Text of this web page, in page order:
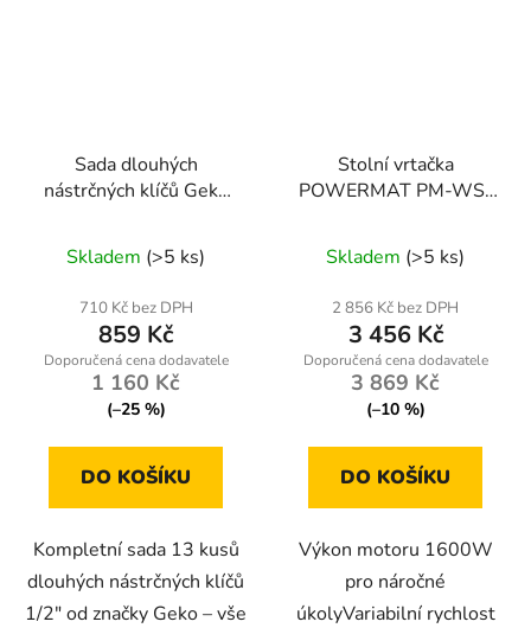
Sada dlouhých
nástrčných klíčů Geko
profesionální CrV ocel
pro automotive a dílnu
Skladem (>5 ks)
710 Kč bez DPH
859 Kč
1 160 Kč
(–25 %)
DO KOŠÍKU
Kompletní sada 13 kusů
dlouhých nástrčných klíčů
1/2" od značky Geko – vše
Stolní vrtačka
POWERMAT PM-WS-
Skladem (>5 ks)
2 856 Kč bez DPH
3 456 Kč
3 869 Kč
(–10 %)
DO KOŠÍKU
Výkon motoru 1600W
pro náročné
úkolyVariabilní rychlost